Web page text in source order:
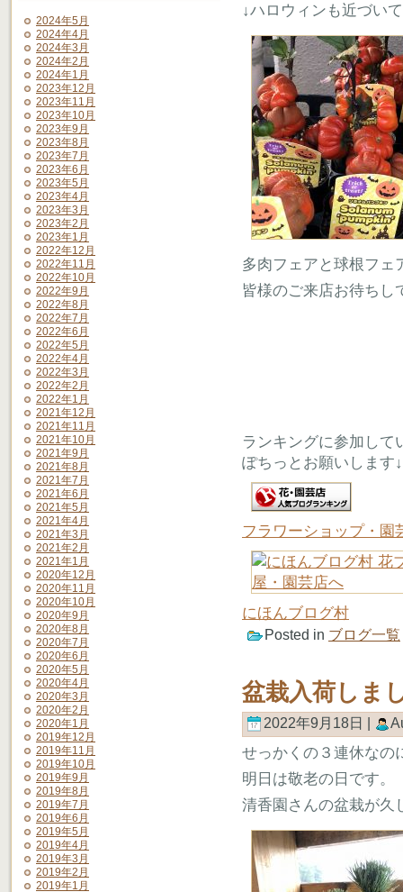
2024年5月
2024年4月
2024年3月
2024年2月
2024年1月
2023年12月
2023年11月
2023年10月
2023年9月
2023年8月
2023年7月
2023年6月
2023年5月
2023年4月
2023年3月
2023年2月
2023年1月
2022年12月
2022年11月
2022年10月
2022年9月
2022年8月
2022年7月
2022年6月
2022年5月
2022年4月
2022年3月
2022年2月
2022年1月
2021年12月
2021年11月
2021年10月
2021年9月
2021年8月
2021年7月
2021年6月
2021年5月
2021年4月
2021年3月
2021年2月
2021年1月
2020年12月
2020年11月
2020年10月
2020年9月
2020年8月
2020年7月
2020年6月
2020年5月
2020年4月
2020年3月
2020年2月
2020年1月
2019年12月
2019年11月
2019年10月
2019年9月
2019年8月
2019年7月
2019年6月
2019年5月
2019年4月
2019年3月
2019年2月
2019年1月
↓ハロウィンも近づい
多肉フェアと球根フェ
皆様のご来店お待ちし
ランキングに参加して
ぽちっとお願いします↓
フラワーショップ・園
にほんブログ村
Posted in ブログ一覧
盆栽入荷しま
2022年9月18日 |
せっかくの３連休なの
明日は敬老の日です。
清香園さんの盆栽が久